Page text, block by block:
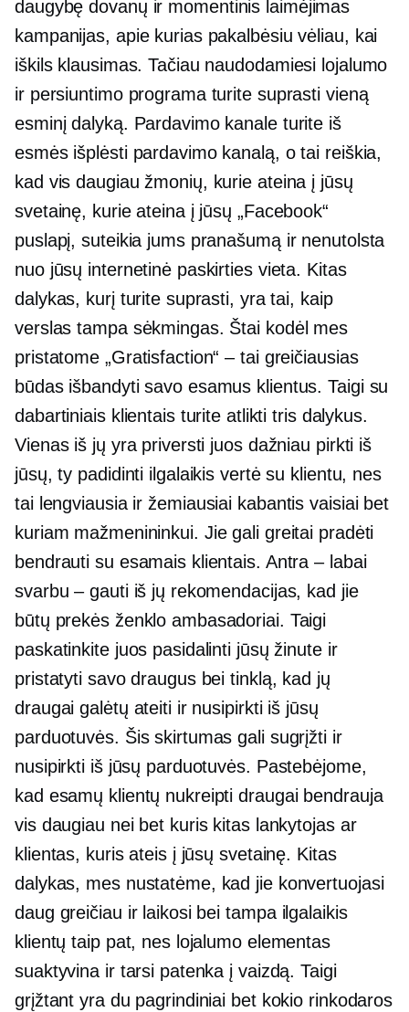
daugybę dovanų ir momentinis laimėjimas
kampanijas, apie kurias pakalbėsiu vėliau, kai
iškils klausimas. Tačiau naudodamiesi lojalumo
ir persiuntimo programa turite suprasti vieną
esminį dalyką. Pardavimo kanale turite iš
esmės išplėsti pardavimo kanalą, o tai reiškia,
kad vis daugiau žmonių, kurie ateina į jūsų
svetainę, kurie ateina į jūsų „Facebook“
puslapį, suteikia jums pranašumą ir nenutolsta
nuo jūsų internetinė paskirties vieta. Kitas
dalykas, kurį turite suprasti, yra tai, kaip
verslas tampa sėkmingas. Štai kodėl mes
pristatome „Gratisfaction“ – tai greičiausias
būdas išbandyti savo esamus klientus. Taigi su
dabartiniais klientais turite atlikti tris dalykus.
Vienas iš jų yra priversti juos dažniau pirkti iš
jūsų, ty padidinti ilgalaikis vertė su klientu, nes
tai lengviausia ir žemiausiai kabantis vaisiai bet
kuriam mažmenininkui. Jie gali greitai pradėti
bendrauti su esamais klientais. Antra – labai
svarbu – gauti iš jų rekomendacijas, kad jie
būtų prekės ženklo ambasadoriai. Taigi
paskatinkite juos pasidalinti jūsų žinute ir
pristatyti savo draugus bei tinklą, kad jų
draugai galėtų ateiti ir nusipirkti iš jūsų
parduotuvės. Šis skirtumas gali sugrįžti ir
nusipirkti iš jūsų parduotuvės. Pastebėjome,
kad esamų klientų nukreipti draugai bendrauja
vis daugiau nei bet kuris kitas lankytojas ar
klientas, kuris ateis į jūsų svetainę. Kitas
dalykas, mes nustatėme, kad jie konvertuojasi
daug greičiau ir laikosi bei tampa ilgalaikis
klientų taip pat, nes lojalumo elementas
suaktyvina ir tarsi patenka į vaizdą. Taigi
grįžtant yra du pagrindiniai bet kokio rinkodaros